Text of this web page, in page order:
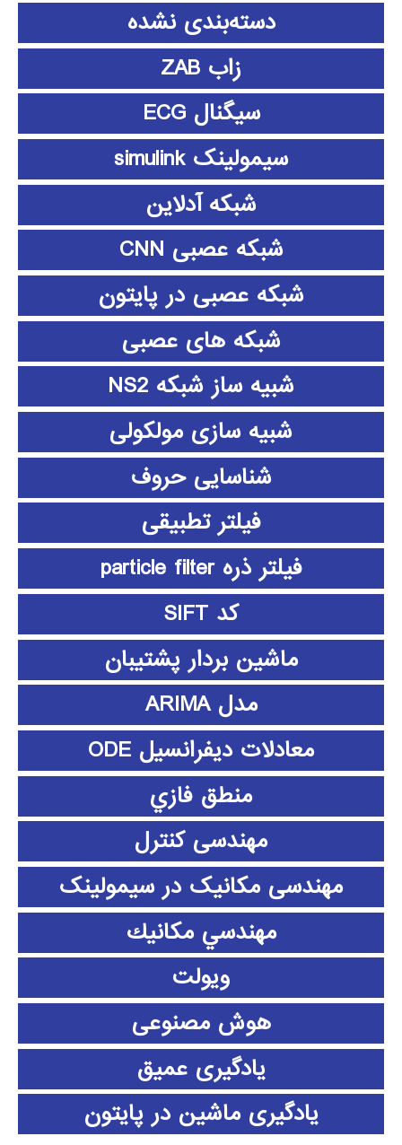
دسته‌بندی نشده
زاب ZAB
سیگنال ECG
سیمولینک simulink
شبکه آدلاین
شبکه عصبی CNN
شبکه عصبی در پایتون
شبکه های عصبی
شبیه ساز شبکه NS2
شبیه سازی مولکولی
شناسایی حروف
فیلتر تطبیقی
فیلتر ذره particle filter
کد SIFT
ماشین بردار پشتیبان
مدل ARIMA
معادلات دیفرانسیل ODE
منطق فازي
مهندسی کنترل
مهندسی مکانیک در سیمولینک
مهندسي مكانيك
ویولت
هوش مصنوعی
یادگیری عمیق
یادگیری ماشین در پایتون